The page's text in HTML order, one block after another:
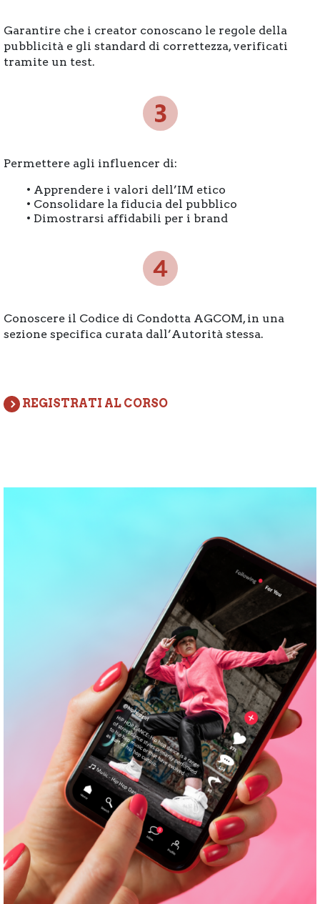
Garantire che i creator conoscano le regole della
pubblicità e gli standard di correttezza, verificati
tramite un test.
Permettere agli influencer di:
• Apprendere i valori dell’IM etico
• Consolidare la fiducia del pubblico
• Dimostrarsi affidabili per i brand
Conoscere il Codice di Condotta AGCOM, in una
sezione specifica curata dall’Autorità stessa.
REGISTRATI AL CORSO